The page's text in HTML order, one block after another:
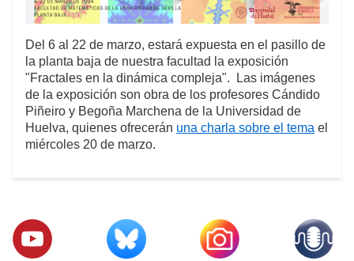
Del 6 al 22 de marzo, estará expuesta en el pasillo de
la planta baja de nuestra facultad la exposición
"Fractales en la dinámica compleja". Las imágenes
de la exposición son obra de los profesores Cándido
Piñeiro y Begoña Marchena de la Universidad de
Huelva, quienes ofrecerán una charla sobre el tema el
miércoles 20 de marzo.